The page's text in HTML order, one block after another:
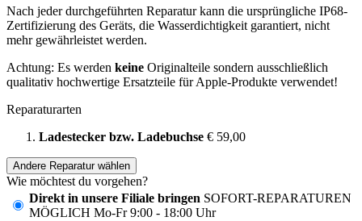
Nach jeder durchgeführten Reparatur kann die ursprüngliche IP68-
Zertifizierung des Geräts, die Wasserdichtigkeit garantiert, nicht
mehr gewährleistet werden.
Achtung: Es werden keine Originalteile sondern ausschließlich
qualitativ hochwertige Ersatzteile für Apple-Produkte verwendet!
Reparaturarten
Ladestecker bzw. Ladebuchse € 59,00
Andere Reparatur wählen
Wie möchtest du vorgehen?
Direkt in unsere Filiale bringen SOFORT-REPARATUREN
MÖGLICH Mo-Fr 9:00 - 18:00 Uhr